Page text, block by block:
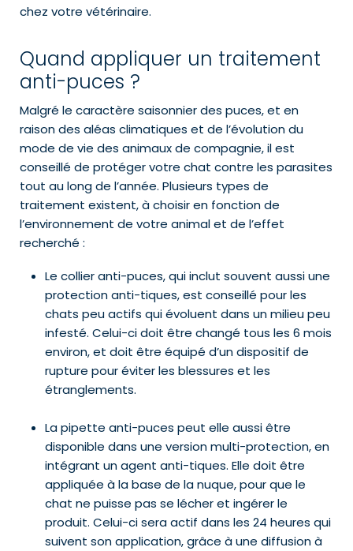
chez votre vétérinaire.
Quand appliquer un traitement
anti-puces ?
Malgré le caractère saisonnier des puces, et en
raison des aléas climatiques et de l’évolution du
mode de vie des animaux de compagnie, il est
conseillé de protéger votre chat contre les parasites
tout au long de l’année. Plusieurs types de
traitement existent, à choisir en fonction de
l’environnement de votre animal et de l’effet
recherché :
Le collier anti-puces, qui inclut souvent aussi une
protection anti-tiques, est conseillé pour les
chats peu actifs qui évoluent dans un milieu peu
infesté. Celui-ci doit être changé tous les 6 mois
environ, et doit être équipé d’un dispositif de
rupture pour éviter les blessures et les
étranglements.
La pipette anti-puces peut elle aussi être
disponible dans une version multi-protection, en
intégrant un agent anti-tiques. Elle doit être
appliquée à la base de la nuque, pour que le
chat ne puisse pas se lécher et ingérer le
produit. Celui-ci sera actif dans les 24 heures qui
suivent son application, grâce à une diffusion à